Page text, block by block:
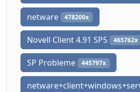
netware 478200x
Novell Client 4.91 SP5 465762x
SP Probleme 445797x